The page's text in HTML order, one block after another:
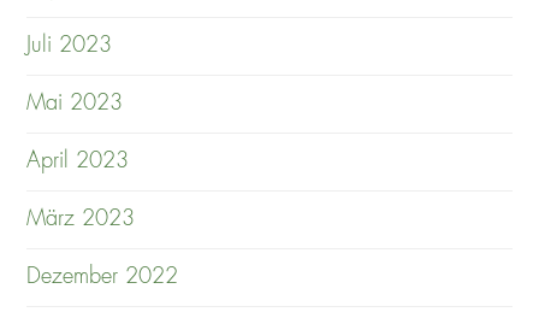
Juli 2023
Mai 2023
April 2023
März 2023
Dezember 2022